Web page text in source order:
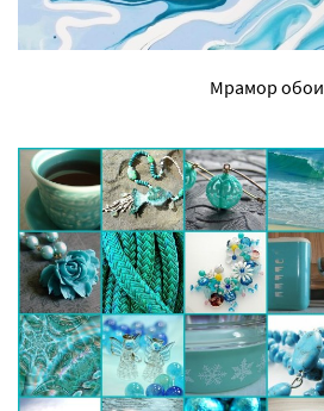
Мрамор обои